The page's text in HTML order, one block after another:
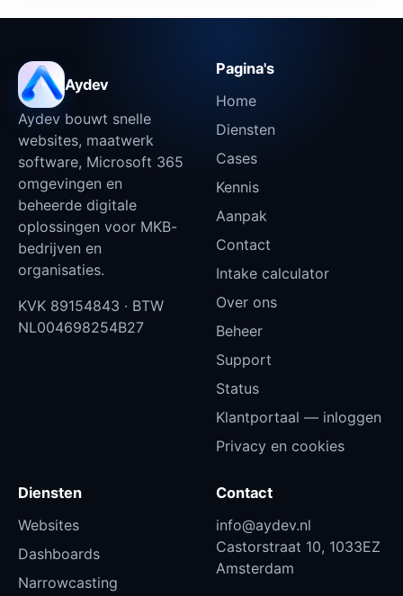
Aydev
Aydev bouwt snelle
websites, maatwerk
software, Microsoft 365
omgevingen en
beheerde digitale
oplossingen voor MKB-
bedrijven en
organisaties.
KVK 89154843 · BTW
NL004698254B27
Pagina's
Home
Diensten
Cases
Kennis
Aanpak
Contact
Intake calculator
Over ons
Beheer
Support
Status
Klantportaal — inloggen
Privacy en cookies
Diensten
Websites
Dashboards
Narrowcasting
Contact
info@aydev.nl
Castorstraat 10, 1033EZ
Amsterdam